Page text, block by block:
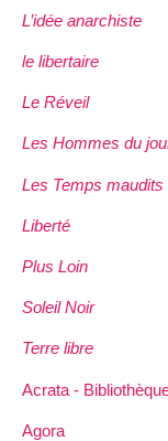
L’idée anarchiste
le libertaire
Le Réveil
Les Hommes du
Les Temps maudits
Liberté
Plus Loin
Soleil Noir
Terre libre
Acrata -
Agora